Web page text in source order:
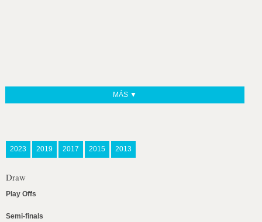
MÁS ▼
2023 2019 2017 2015 2013
Draw
Play Offs
Semi-finals